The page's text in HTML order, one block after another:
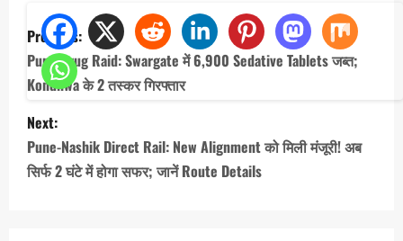
P
o
s
t
n
a
Previous:
Pune Drug Raid: Swargate में 6,900 Sedative Tablets जब्त;
Kondhwa के 2 तस्कर गिरफ्तार
Next:
Pune-Nashik Direct Rail: New Alignment को मिली मंजूरी! अब
सिर्फ 2 घंटे में होगा सफर; जानें Route Details